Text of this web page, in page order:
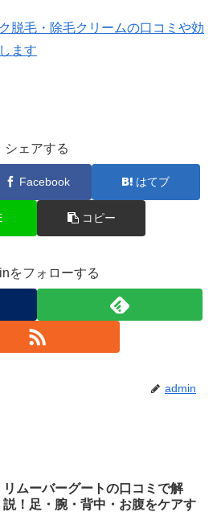
脱毛・除毛クリームの口コミや効
ます
シェアする
Facebook はてブ
コピー
をフォローする
admin
リムーバーグートの口コミで解
説！足・腕・背中・お腹をケアす